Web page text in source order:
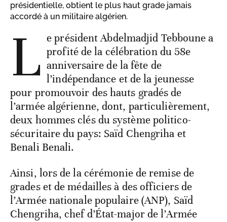
présidentielle, obtient le plus haut grade jamais
accordé à un militaire algérien.
L e président Abdelmadjid Tebboune a
profité de la célébration du 58e
anniversaire de la fête de
l’indépendance et de la jeunesse
pour promouvoir des hauts gradés de
l’armée algérienne, dont, particulièrement,
deux hommes clés du système politico-
sécuritaire du pays: Saïd Chengriha et
Benali Benali.
Ainsi, lors de la cérémonie de remise de
grades et de médailles à des officiers de
l’Armée nationale populaire (ANP), Saïd
Chengriha, chef d’État-major de l’Armée